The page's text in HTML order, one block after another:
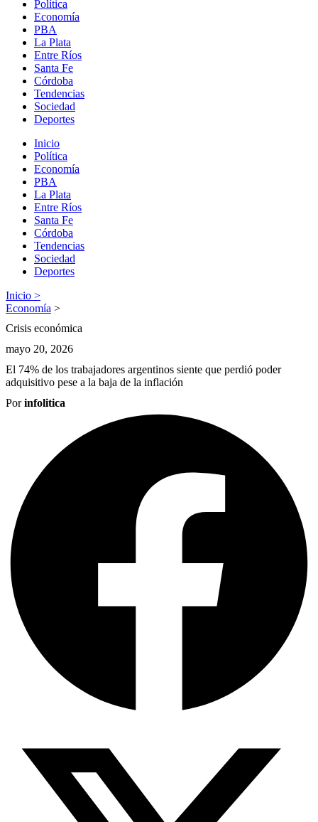
Política
Economía
PBA
La Plata
Entre Ríos
Santa Fe
Córdoba
Tendencias
Sociedad
Deportes
Inicio
Política
Economía
PBA
La Plata
Entre Ríos
Santa Fe
Córdoba
Tendencias
Sociedad
Deportes
Inicio >
Economía >
Crisis económica
mayo 20, 2026
El 74% de los trabajadores argentinos siente que perdió poder
adquisitivo pese a la baja de la inflación
Porinfolitica